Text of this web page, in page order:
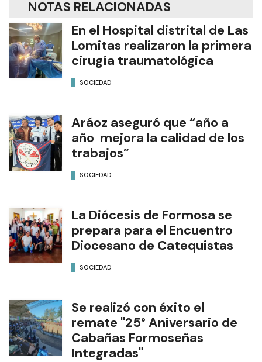
NOTAS RELACIONADAS
En el Hospital distrital de Las
Lomitas realizaron la primera
cirugía traumatológica
SOCIEDAD
Aráoz aseguró que “año a
año mejora la calidad de los
trabajos”
SOCIEDAD
La Diócesis de Formosa se
prepara para el Encuentro
Diocesano de Catequistas
SOCIEDAD
Se realizó con éxito el
remate "25° Aniversario de
Cabañas Formoseñas
Integradas"